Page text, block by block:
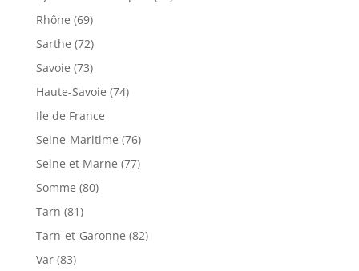
Rhône (69)
Sarthe (72)
Savoie (73)
Haute-Savoie (74)
Ile de France
Seine-Maritime (76)
Seine et Marne (77)
Somme (80)
Tarn (81)
Tarn-et-Garonne (82)
Var (83)